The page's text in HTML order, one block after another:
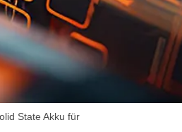
State Akku für